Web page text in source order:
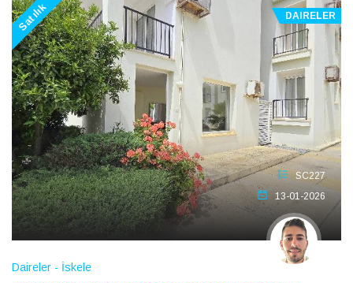
Satılık DAIRELER
SC227
13-01-2026
Daireler - İskele